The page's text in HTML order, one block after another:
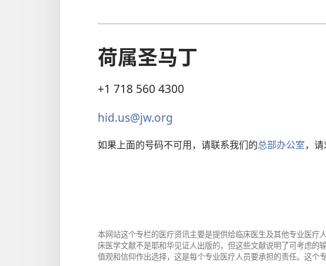
荷属圣马丁
+1 718 560 4300
hid.us@jw.org
如果上面的号码不可用，请联系我们的总部办公室，请
本网站这个专栏的医疗资讯主要是提供给临床医生及其他专业医
床医学文献不是耶和华见证人出版的，但这些文献说明了可考虑
值观和信仰作出选择，这是每个专业医疗人员要承担的责任。这个